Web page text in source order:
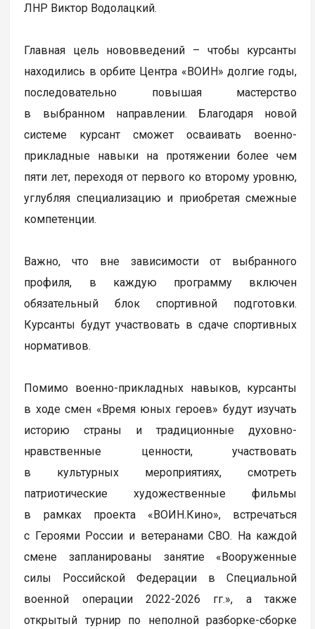
ЛНР Виктор Водолацкий.
Главная цель нововведений – чтобы курсанты
находились в орбите Центра «ВОИН» долгие годы,
последовательно повышая мастерство
в выбранном направлении. Благодаря новой
системе курсант сможет осваивать военно-
прикладные навыки на протяжении более чем
пяти лет, переходя от первого ко второму уровню,
углубляя специализацию и приобретая смежные
компетенции.
Важно, что вне зависимости от выбранного
профиля, в каждую программу включен
обязательный блок спортивной подготовки.
Курсанты будут участвовать в сдаче спортивных
нормативов.
Помимо военно-прикладных навыков, курсанты
в ходе смен «Время юных героев» будут изучать
историю страны и традиционные духовно-
нравственные ценности, участвовать
в культурных мероприятиях, смотреть
патриотические художественные фильмы
в рамках проекта «ВОИН.Кино», встречаться
с Героями России и ветеранами СВО. На каждой
смене запланированы занятие «Вооруженные
силы Российской Федерации в Специальной
военной операции 2022-2026 гг.», а также
открытый турнир по неполной разборке-сборке